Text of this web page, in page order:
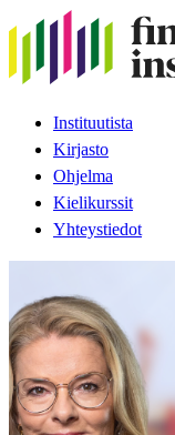
Instituutista
Kirjasto
Ohjelma
Kielikurssit
Yhteystiedot